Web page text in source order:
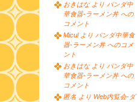
おきはな より パンダ中
華食器-ラーメン丼 への
コメント
Micul より パンダ中華食
器-ラーメン丼 へのコメ
ント
おきはな より パンダ中
華食器-ラーメン丼 への
コメント
匿名 より Web内覧会-ダ